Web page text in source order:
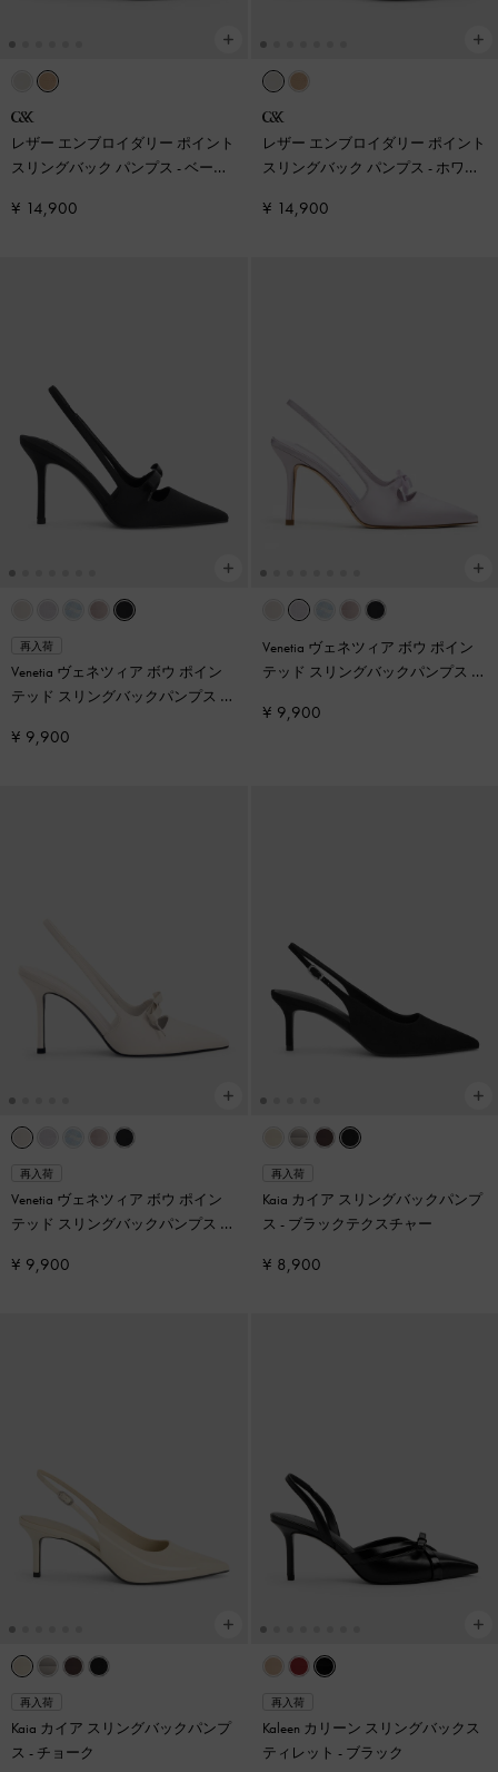
レザー エンブロイダリー ポイント
スリングバック パンプス -ベージ
¥ 14,900
レザー エンブロイダリー ポイント
スリングバック パンプス - ホワイ
¥ 14,900
再入荷
Venetia ヴェネツィア ボウ ポイン
テッド スリングバックパンプス -
¥ 9,900
Venetia ヴェネツィア ボウ ポイン
テッド スリングバックパンプス -
¥ 9,900
再入荷
Venetia ヴェネツィア ボウ ポイン
テッド スリングバックパンプス -
¥ 9,900
再入荷
Kaia カイア スリングバックパンプ
ス - ブラックテクスチャー
¥ 8,900
再入荷
Kaia カイア スリングバックパンプ
ス - チョーク
再入荷
Kaleen カリーン スリングバックス
ティレット - ブラック